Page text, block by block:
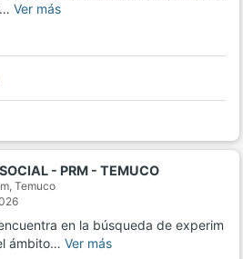
Ver más
- PRM - TEMUCO
Temuco
en la búsqueda de experim
ámbito… Ver más